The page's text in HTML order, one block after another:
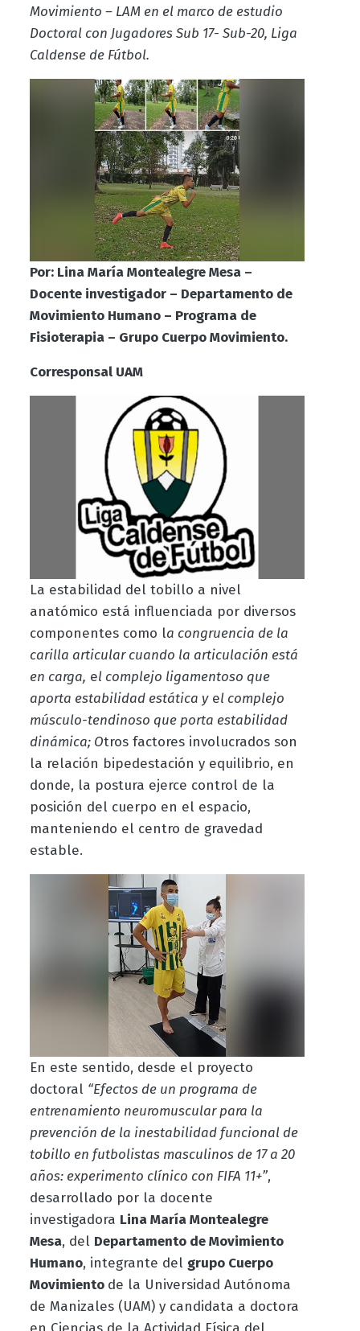
Movimiento – LAM en el marco de estudio
Doctoral con Jugadores Sub 17- Sub-20, Liga
Caldense de Fútbol.
Por: Lina María Montealegre Mesa –
Docente investigador – Departamento de
Movimiento Humano – Programa de
Fisioterapia – Grupo Cuerpo Movimiento.
Corresponsal UAM
La estabilidad del tobillo a nivel
anatómico está influenciada por diversos
componentes como la congruencia de la
carilla articular cuando la articulación está
en carga, el complejo ligamentoso que
aporta estabilidad estática yel complejo
músculo-tendinoso que porta estabilidad
dinámica; Otros factores involucrados son
la relación bipedestación y equilibrio, en
donde, la postura ejerce control de la
posición del cuerpo en el espacio,
manteniendo el centro de gravedad
estable.
En este sentido, desde el proyecto
doctoral “Efectos de un programa de
entrenamiento neuromuscular para la
prevención de la inestabilidad funcional de
tobillo en futbolistas masculinos de 17 a 20
años: experimento clínico con FIFA 11+”,
desarrollado por la docente
investigadora Lina María Montealegre
Mesa, del Departamento de Movimiento
Humano, integrante del grupo Cuerpo
Movimiento de la Universidad Autónoma
de Manizales (UAM) y candidata a doctora